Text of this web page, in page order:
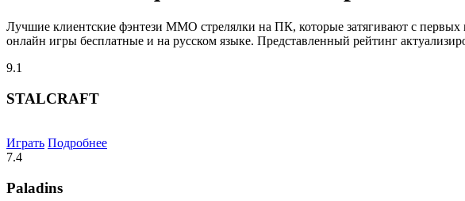
Лучшие клиентские фэнтези MMO стрелялки на ПК, которые затягивают с
онлайн игры бесплатные и на русском языке. Представленный рейтинг
9.1
STALCRAFT
Играть Подробнее
7.4
Paladins